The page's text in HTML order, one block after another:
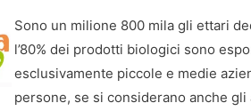
Sono un milione 800 mila gli ettari
l’80% dei prodotti biologici sono
esclusivamente piccole e medie
persone, se si considerano anche